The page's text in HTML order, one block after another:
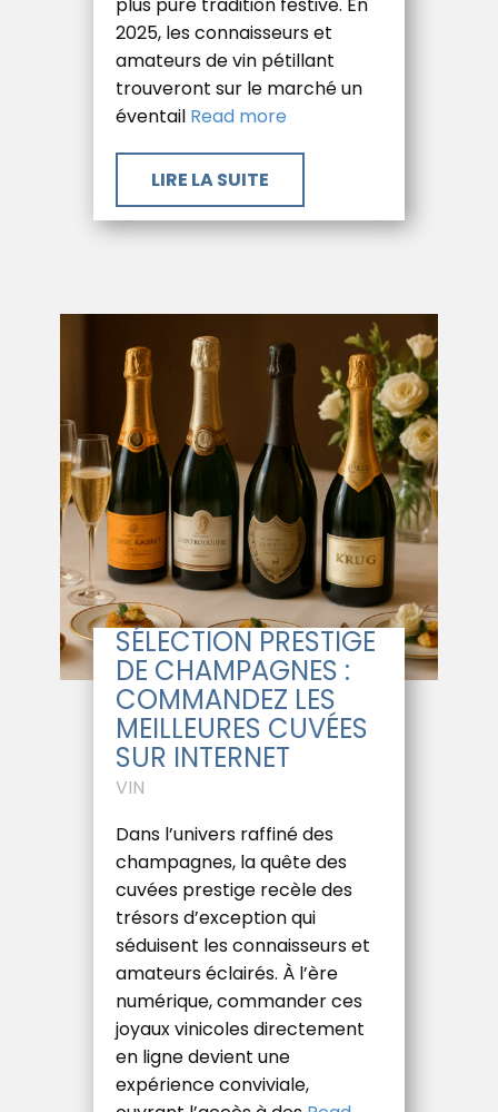
2025, les connaisseurs et
amateurs de vin pétillant
trouveront sur le marché un
éventail Read more
​LIRE LA SUITE
SÉLECTION PRESTIGE
DE CHAMPAGNES :
COMMANDEZ LES
MEILLEURES CUVÉES
SUR INTERNET
VIN
Dans l’univers raffiné des
champagnes, la quête des
cuvées prestige recèle des
trésors d’exception qui
séduisent les connaisseurs et
amateurs éclairés. À l’ère
numérique, commander ces
joyaux vinicoles directement
en ligne devient une
expérience conviviale,